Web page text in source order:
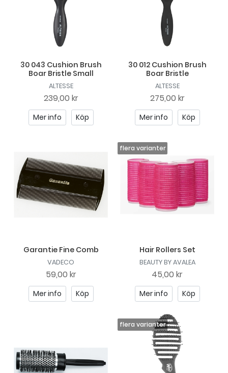
30 043 Cushion Brush
Boar Bristle Small
ALTESSE
239,00 kr
Mer info Köp
30 012 Cushion Brush
Boar Bristle
ALTESSE
275,00 kr
Mer info Köp
Garantie Fine Comb
VADECO
59,00 kr
Mer info Köp
Hair Rollers Set
BEAUTY BY AVALEA
45,00 kr
Mer info Köp